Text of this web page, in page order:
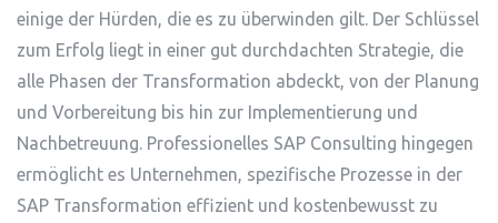
einige der Hürden, die es zu überwinden gilt. Der Schlüssel
zum Erfolg liegt in einer gut durchdachten Strategie, die
alle Phasen der Transformation abdeckt, von der Planung
und Vorbereitung bis hin zur Implementierung und
Nachbetreuung. Professionelles SAP Consulting hingegen
ermöglicht es Unternehmen, spezifische Prozesse in der
SAP Transformation effizient und kostenbewusst zu